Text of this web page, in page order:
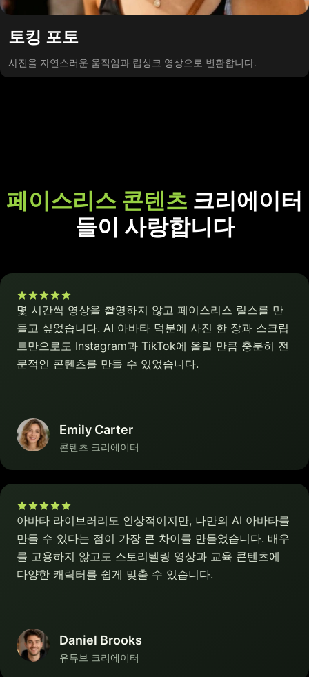
토킹 포토
사진을 자연스러운 움직임과 립싱크 영상으로 변환합니다.
페이스리스 콘텐츠 크리에이터
들이 사랑합니다
몇 시간씩 영상을 촬영하지 않고 페이스리스 릴스를 만
들고 싶었습니다. AI 아바타 덕분에 사진 한 장과 스크립
트만으로도 Instagram과 TikTok에 올릴 만큼 충분히 전
문적인 콘텐츠를 만들 수 있었습니다.
Emily Carter
콘텐츠 크리에이터
아바타 라이브러리도 인상적이지만, 나만의 AI 아바타를
만들 수 있다는 점이 가장 큰 차이를 만들었습니다. 배우
를 고용하지 않고도 스토리텔링 영상과 교육 콘텐츠에
다양한 캐릭터를 쉽게 맞출 수 있습니다.
Daniel Brooks
유튜브 크리에이터